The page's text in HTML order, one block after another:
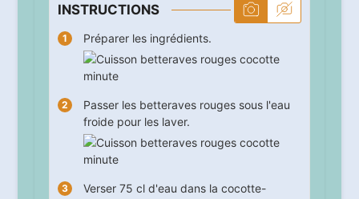
INSTRUCTIONS
Préparer les ingrédients.
Passer les betteraves rouges sous l'eau
froide pour les laver.
Verser 75 cl d'eau dans la cocotte-